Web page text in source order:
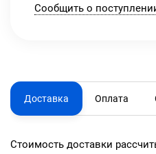
Сообщить о
Доставка Оплата
Стоимость доставки